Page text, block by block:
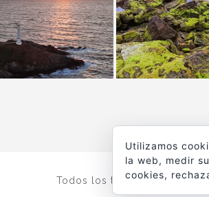
Todos los textos y
Utilizamos
la web, medir
cookies,